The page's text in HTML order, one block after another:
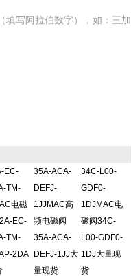
填写阿拉伯数字），如：三加
EC-
TM-
电磁
EC-
TM-
2DA
35A-ACA-
DEFJ-
1JJMAC高
频电磁阀
35A-ACA-
DEFJ-1JJ大
量现货
34C-L00-
GDF0-
1DJMAC电
磁阀34C-
L00-GDF0-
1DJ大量现
货